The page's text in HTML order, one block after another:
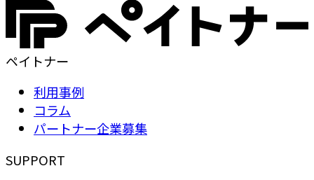
ペイトナー
利用事例
コラム
パートナー企業募集
SUPPORT